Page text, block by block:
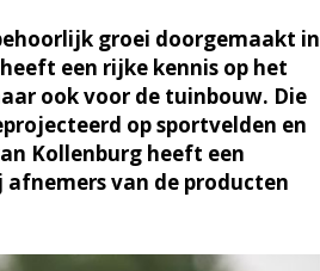
groei doorgemaakt in
een rijke kennis op het
ook voor de tuinbouw. Die
op sportvelden en
Kollenburg heeft een
van de producten